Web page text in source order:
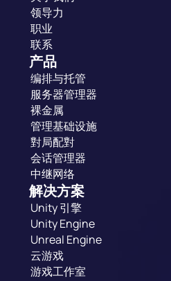
领导力
职业
联系
产品
编排与托管
服务器管理器
裸金属
管理基础设施
對局配對
会话管理器
中继网络
解决方案
Unity 引擎
Unity Engine
Unreal Engine
云游戏
游戏工作室